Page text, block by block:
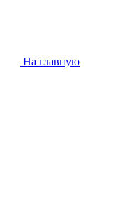
На главную